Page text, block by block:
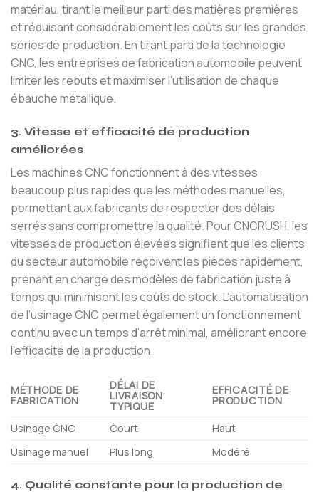
matériau, tirant le meilleur parti des matières premières
et réduisant considérablement les coûts sur les grandes
séries de production. En tirant parti de la technologie
CNC, les entreprises de fabrication automobile peuvent
limiter les rebuts et maximiser l’utilisation de chaque
ébauche métallique.
3. Vitesse et efficacité de production
améliorées
Les machines CNC fonctionnent à des vitesses
beaucoup plus rapides que les méthodes manuelles,
permettant aux fabricants de respecter des délais
serrés sans compromettre la qualité. Pour CNCRUSH, les
vitesses de production élevées signifient que les clients
du secteur automobile reçoivent les pièces rapidement,
prenant en charge des modèles de fabrication juste à
temps qui minimisent les coûts de stock. L’automatisation
de l’usinage CNC permet également un fonctionnement
continu avec un temps d’arrêt minimal, améliorant encore
l’efficacité de la production.
MÉTHODE DE
FABRICATION
DÉLAI DE
LIVRAISON
TYPIQUE
EFFICACITÉ DE
PRODUCTION
Usinage CNC Court
Haut
Usinage manuel
Plus long Modéré
4. Qualité constante pour la production de